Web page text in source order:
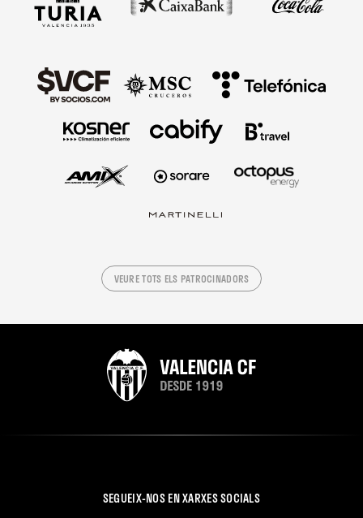
VEURE TOTS ELS PATROCINADORS
SEGUEIX-NOS EN XARXES SOCIALS